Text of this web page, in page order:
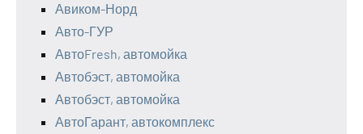
Авиком-Норд
Авто-ГУР
АвтоFresh, автомойка
Автобэст, автомойка
Автобэст, автомойка
АвтоГарант, автокомплекс